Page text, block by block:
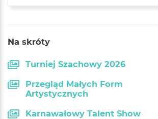
Na skróty
Turniej Szachowy 2026
Przegląd Małych Form
Artystycznych
Karnawałowy Talent Show